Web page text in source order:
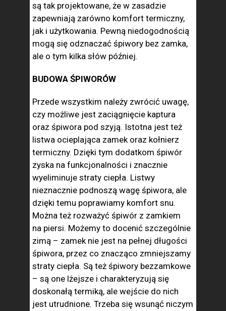
są tak projektowane, że w zasadzie
zapewniają zarówno komfort termiczny,
jak i użytkowania. Pewną niedogodnością
mogą się odznaczać śpiwory bez zamka,
ale o tym kilka słów później.
BUDOWA ŚPIWORÓW
Przede wszystkim należy zwrócić uwagę,
czy możliwe jest zaciągnięcie kaptura
oraz śpiwora pod szyją. Istotna jest też
listwa ocieplająca zamek oraz kołnierz
termiczny. Dzięki tym dodatkom śpiwór
zyska na funkcjonalności i znacznie
wyeliminuje straty ciepła. Listwy
nieznacznie podnoszą wagę śpiwora, ale
dzięki temu poprawiamy komfort snu.
Można też rozważyć śpiwór z zamkiem
na piersi. Możemy to docenić szczególnie
zimą – zamek nie jest na pełnej długości
śpiwora, przez co znacząco zmniejszamy
straty ciepła. Są też śpiwory bezzamkowe
– są one lżejsze i charakteryzują się
doskonałą termiką, ale wejście do nich
jest utrudnione. Trzeba się wsunąć niczym